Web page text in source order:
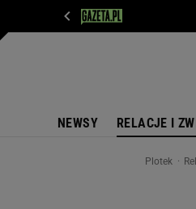
NEWSY RELACJE I
Plotek